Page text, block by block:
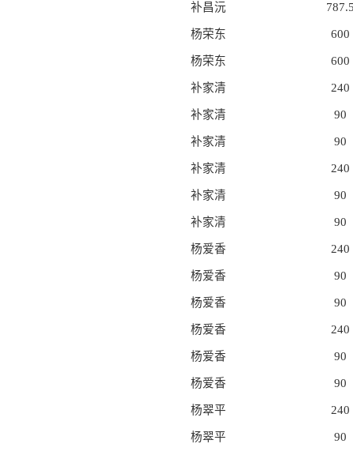
补昌沅
杨荣东 600
杨荣东 600
补家清 240
补家清 90
补家清 90
补家清 240
补家清 90
补家清 90
杨爱香 240
杨爱香 90
杨爱香 90
杨爱香 240
杨爱香 90
杨爱香 90
杨翠平 240
杨翠平 90